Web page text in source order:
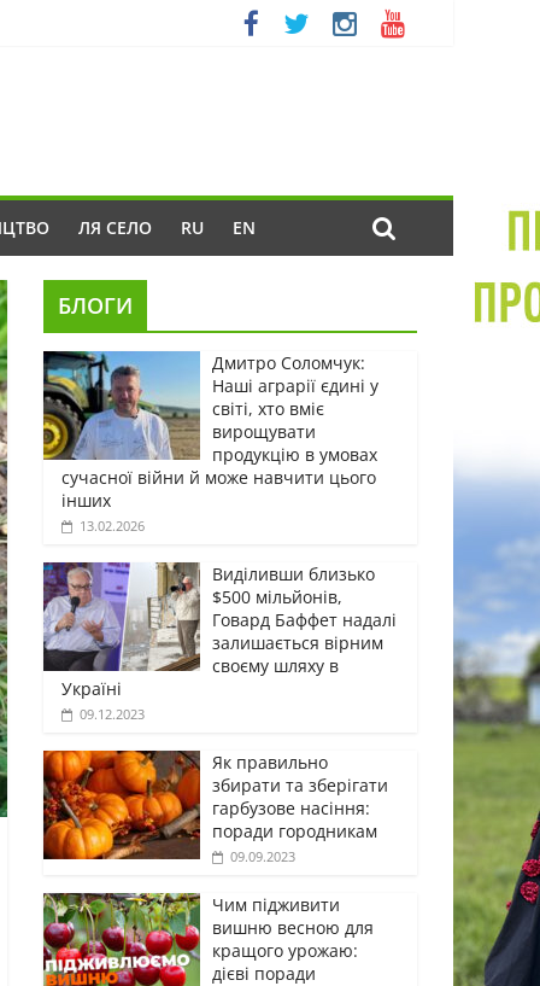
ЛЯ СЕЛО RU EN
БЛОГИ
Дмитро Соломчук:
Наші аграрії єдині у
світі, хто вміє
вирощувати
продукцію в умовах
сучасної війни й може навчити цього
інших
13.02.2026
Виділивши близько
$500 мільйонів,
Говард Баффет надалі
залишається вірним
своєму шляху в
Україні
09.12.2023
Як правильно
збирати та зберігати
гарбузове насіння:
поради городникам
09.09.2023
Чим підживити
вишню весною для
кращого урожаю:
дієві поради